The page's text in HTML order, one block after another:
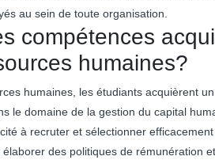
au sein de toute organisation.
compétences
humaines?
humaines, les étudiants acquièrent
le domaine de la gestion du capital
à recruter et sélectionner
des politiques de rémunération